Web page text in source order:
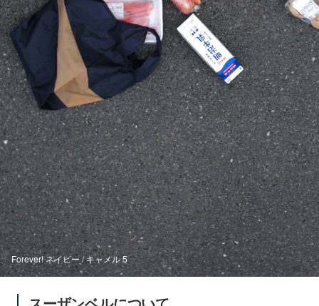
Forever! ネイビー / キャメル 5